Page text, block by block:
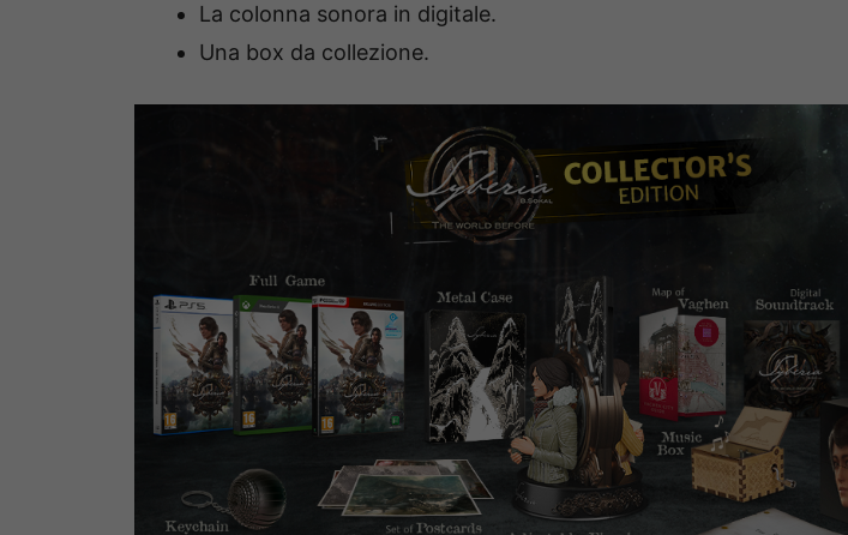
La colonna sonora in digitale.
Una box da collezione.